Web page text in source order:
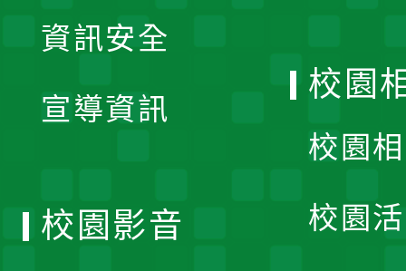
資訊安全
宣導資訊
校園
校園
校園
校園影音